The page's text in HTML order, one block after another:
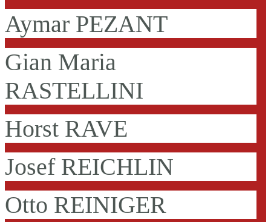
Aymar PEZANT
Gian Maria
RASTELLINI
Horst RAVE
Josef REICHLIN
Otto REINIGER